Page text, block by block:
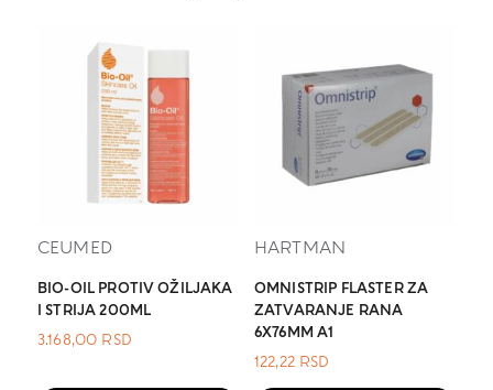
CEUMED
BIO-OIL PROTIV OŽILJAKA
I STRIJA 200ML
3.168,00 RSD
HARTMAN
OMNISTRIP FLASTER ZA
ZATVARANJE RANA
6X76MM A1
122,22 RSD